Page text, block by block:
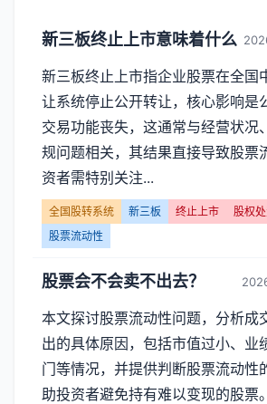
分
类
【股
票
流
动
性】
文
章
列
新三板终止上市意味着什么
新三板终止上市指企业股票在全国
让系统停止公开转让，核心影响是
交易功能丧失，这通常与经营状况
规问题相关，其结果直接导致股票
资者需特别关注...
全国股转系统 新三板 终止上市
股权
股票流动性
股票会不会卖不出去？
本文探讨股票流动性问题，分析成
出的具体原因，包括市值过小、业
门等情况，并提供判断股票流动性
助投资者避免持有难以变现的股票。